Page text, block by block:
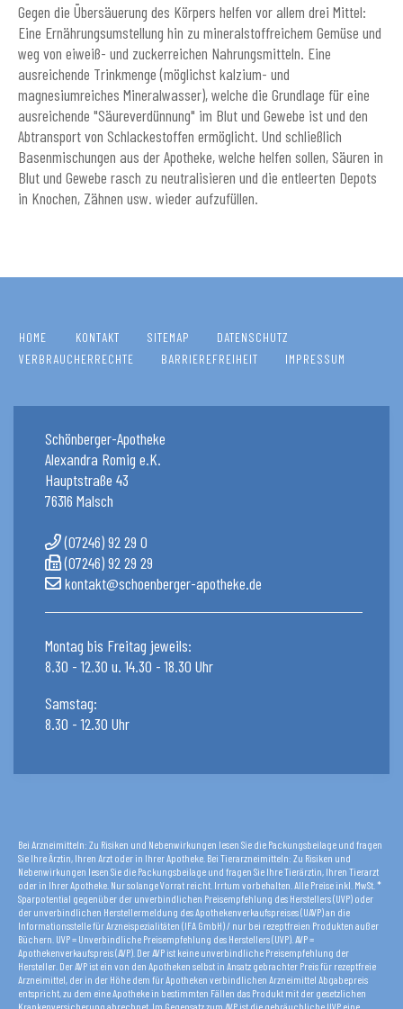
Gegen die Übersäuerung des Körpers helfen vor allem drei Mittel:
Eine Ernährungsumstellung hin zu mineralstoffreichem Gemüse und
weg von eiweiß- und zuckerreichen Nahrungsmitteln. Eine
ausreichende Trinkmenge (möglichst kalzium- und
magnesiumreiches Mineralwasser), welche die Grundlage für eine
ausreichende "Säureverdünnung" im Blut und Gewebe ist und den
Abtransport von Schlackestoffen ermöglicht. Und schließlich
Basenmischungen aus der Apotheke, welche helfen sollen, Säuren in
Blut und Gewebe rasch zu neutralisieren und die entleerten Depots
in Knochen, Zähnen usw. wieder aufzufüllen.
HOME KONTAKT SITEMAP
DATENSCHUTZ
VERBRAUCHERRECHTE
BARRIEREFREIHEIT IMPRESSUM
Schönberger-Apotheke
Alexandra Romig e.K.
Hauptstraße 43
76316 Malsch
(07246) 92 29 0
(07246) 92 29 29
kontakt@schoenberger-apotheke.de
Montag bis Freitag jeweils:
8.30 - 12.30 u. 14.30 - 18.30 Uhr
Samstag:
8.30 - 12.30 Uhr
Bei Arzneimitteln: Zu Risiken und Nebenwirkungen lesen Sie die Packungsbeilage und fragen
Sie Ihre Ärztin, Ihren Arzt oder in Ihrer Apotheke. Bei Tierarzneimitteln: Zu Risiken und
Nebenwirkungen lesen Sie die Packungsbeilage und fragen Sie Ihre Tierärztin, Ihren Tierarzt
oder in Ihrer Apotheke. Nur solange Vorrat reicht. Irrtum vorbehalten. Alle Preise inkl. MwSt. *
Sparpotential gegenüber der unverbindlichen Preisempfehlung des Herstellers (UVP) oder
der unverbindlichen Herstellermeldung des Apothekenverkaufspreises (UAVP) an die
Informationsstelle für Arzneispezialitäten (IFA GmbH) / nur bei rezeptfreien Produkten außer
Büchern. UVP = Unverbindliche Preisempfehlung des Herstellers (UVP). AVP =
Apothekenverkaufspreis (AVP). Der AVP ist keine unverbindliche Preisempfehlung der
Hersteller. Der AVP ist ein von den Apotheken selbst in Ansatz gebrachter Preis für rezeptfreie
Arzneimittel, der in der Höhe dem für Apotheken verbindlichen Arzneimittel Abgabepreis
entspricht, zu dem eine Apotheke in bestimmten Fällen das Produkt mit der gesetzlichen
Krankenversicherung abrechnet. Im Gegensatz zum AVP ist die gebräuchliche UVP eine